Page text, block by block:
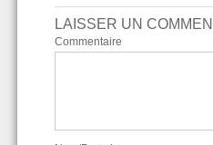
LAISSER UN
Commentaire